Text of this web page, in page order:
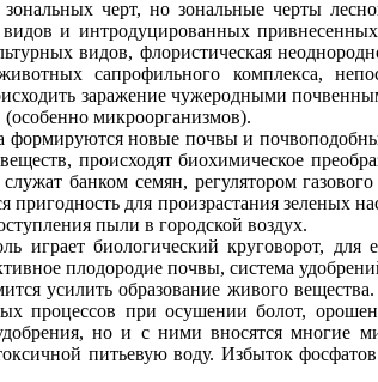
черт, но зональные черты
и интродуцированных
видов, флористическая
сапрофильного комплекса,
заражение чужеродными
микроорганизмов).
формируются новые почвы и
происходят биохимическое
банком семян, регулятором
для произрастания зеленых
пыли в городской воздух.
играет биологический круговорот, для
плодородие почвы, система
усилить образование живого
процессов при осушении болот,
но и с ними вносятся многие
питьевую воду. Избыток